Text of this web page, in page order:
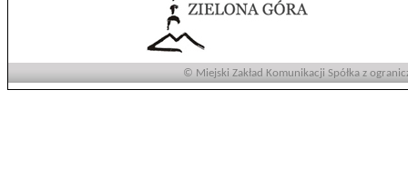
© Miejski Zakład Komunikacji Spółka z